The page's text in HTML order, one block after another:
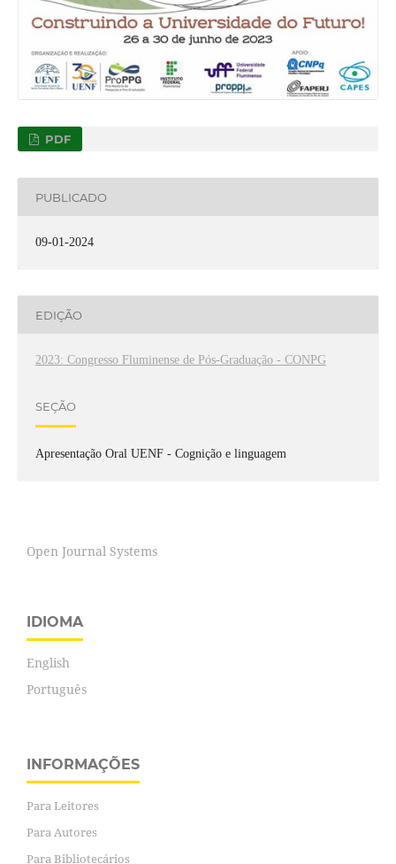
PDF
PUBLICADO
09-01-2024
EDIÇÃO
2023: Congresso Fluminense de Pós-Graduação - CONPG
SEÇÃO
Apresentação Oral UENF - Cognição e linguagem
Open Journal Systems
IDIOMA
English
Português
INFORMAÇÕES
Para Leitores
Para Autores
Para Bibliotecários